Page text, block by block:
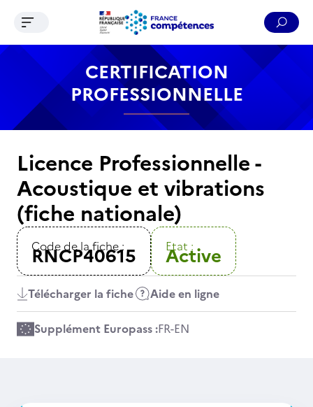
Contenu Recherche Menu Pied de page
Ouvrir le menu de navigation
CERTIFICATION
PROFESSIONNELLE
Licence Professionnelle -
Acoustique et vibrations
(fiche nationale)
Code de la fiche :
RNCP40615 Etat :
Active
Télécharger la fiche Aide en ligne
Supplément Europass :FR-EN